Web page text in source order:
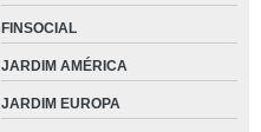
FINSOCIAL
JARDIM AMÉRICA
JARDIM EUROPA